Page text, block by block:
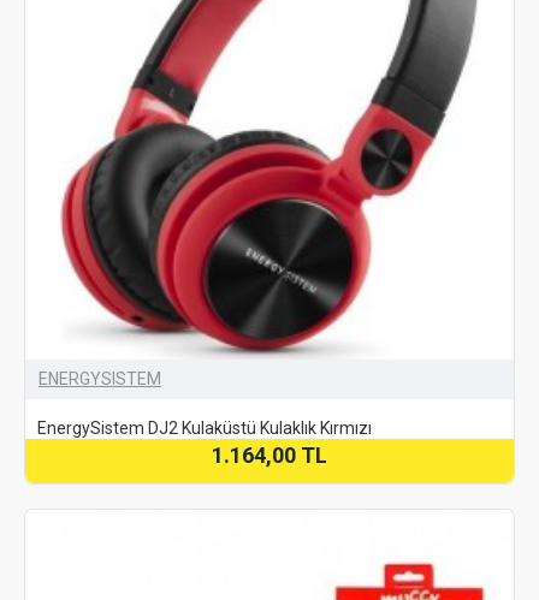
ENERGYSISTEM
EnergySistem DJ2 Kulaküstü Kulaklık Kırmızı
1.164,00 TL